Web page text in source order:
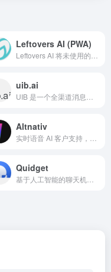
Leftovers AI (PWA)
uib.ai
Altnativ
Quidget